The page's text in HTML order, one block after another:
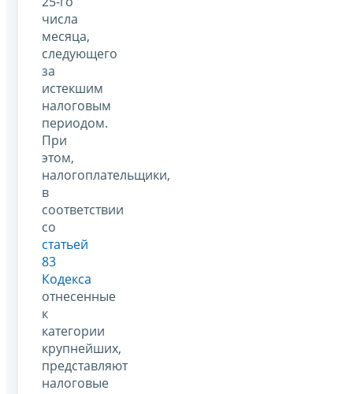
числа
месяца,
следующего
за
истекшим
налоговым
периодом.
При
этом,
налогоплательщики,
в
соответствии
со
статьей
83
Кодекса
отнесенные
к
категории
крупнейших,
представляют
налоговые